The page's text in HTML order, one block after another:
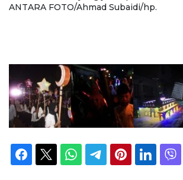
ANTARA FOTO/Ahmad Subaidi/hp.